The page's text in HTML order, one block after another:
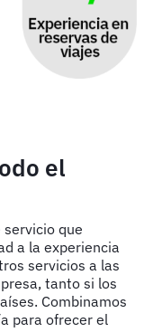
el
servicio que
a la experiencia
servicios a las
tanto si los
Combinamos
para ofrecer el